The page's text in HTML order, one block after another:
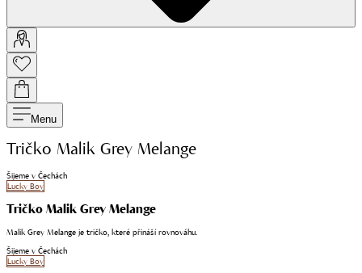
Menu
Tričko Malik Grey Melange
Šijeme v Čechách
Lucky Boy
Tričko Malik Grey Melange
Malik Grey Melange je tričko, které přináší rovnováhu.
Šijeme v Čechách
Lucky Boy